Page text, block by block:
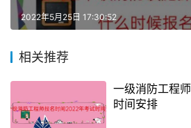
项，填写完成后，输入验证码，“保
将对考生所学专业及年限等报考条
5、签署《报考承诺书》：报考人员
生成《专业技术人员资格考试报名
承诺书》（电子文本），报考人员
2022年5月25日 17:30:52
相关推荐
一级消防工程
时间安排